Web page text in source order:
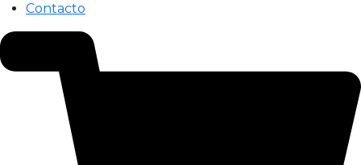
Contacto